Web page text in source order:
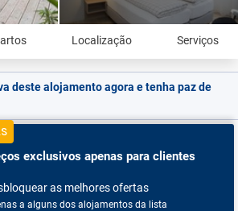
Localização Serviços
deste alojamento agora e tenha paz de
exclusivos apenas para clientes
as melhores ofertas
a alguns dos alojamentos da lista